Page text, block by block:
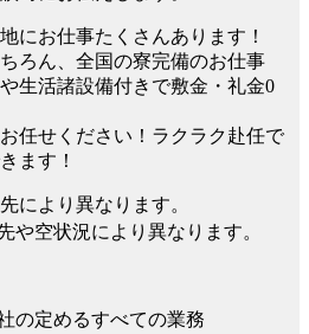
にお仕事たくさんあります！
ろん、全国の寮完備のお仕事
生活諸設備付きで敷金・礼金0
任せください！ラクラク赴任で
ます！
により異なります。
や空状況により異なります。
の定めるすべての業務